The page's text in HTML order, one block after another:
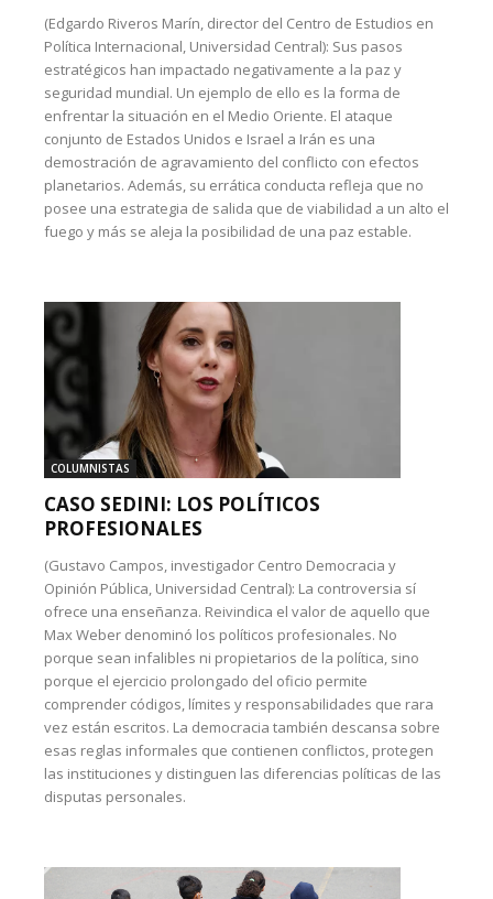
(Edgardo Riveros Marín, director del Centro de Estudios en
Política Internacional, Universidad Central): Sus pasos
estratégicos han impactado negativamente a la paz y
seguridad mundial. Un ejemplo de ello es la forma de
enfrentar la situación en el Medio Oriente. El ataque
conjunto de Estados Unidos e Israel a Irán es una
demostración de agravamiento del conflicto con efectos
planetarios. Además, su errática conducta refleja que no
posee una estrategia de salida que de viabilidad a un alto el
fuego y más se aleja la posibilidad de una paz estable.
COLUMNISTAS
CASO SEDINI: LOS POLÍTICOS
PROFESIONALES
(Gustavo Campos, investigador Centro Democracia y
Opinión Pública, Universidad Central): La controversia sí
ofrece una enseñanza. Reivindica el valor de aquello que
Max Weber denominó los políticos profesionales. No
porque sean infalibles ni propietarios de la política, sino
porque el ejercicio prolongado del oficio permite
comprender códigos, límites y responsabilidades que rara
vez están escritos. La democracia también descansa sobre
esas reglas informales que contienen conflictos, protegen
las instituciones y distinguen las diferencias políticas de las
disputas personales.